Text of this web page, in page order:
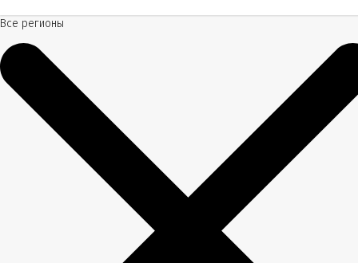
Все регионы